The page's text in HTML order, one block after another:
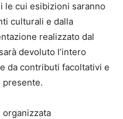
le cui esibizioni saranno
culturali e dalla
realizzato dal
devoluto l’intero
da contributi facoltativi e
presente.
organizzata